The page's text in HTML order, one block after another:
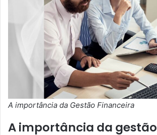
A importância da Gestão Financeira
A importância da gestão